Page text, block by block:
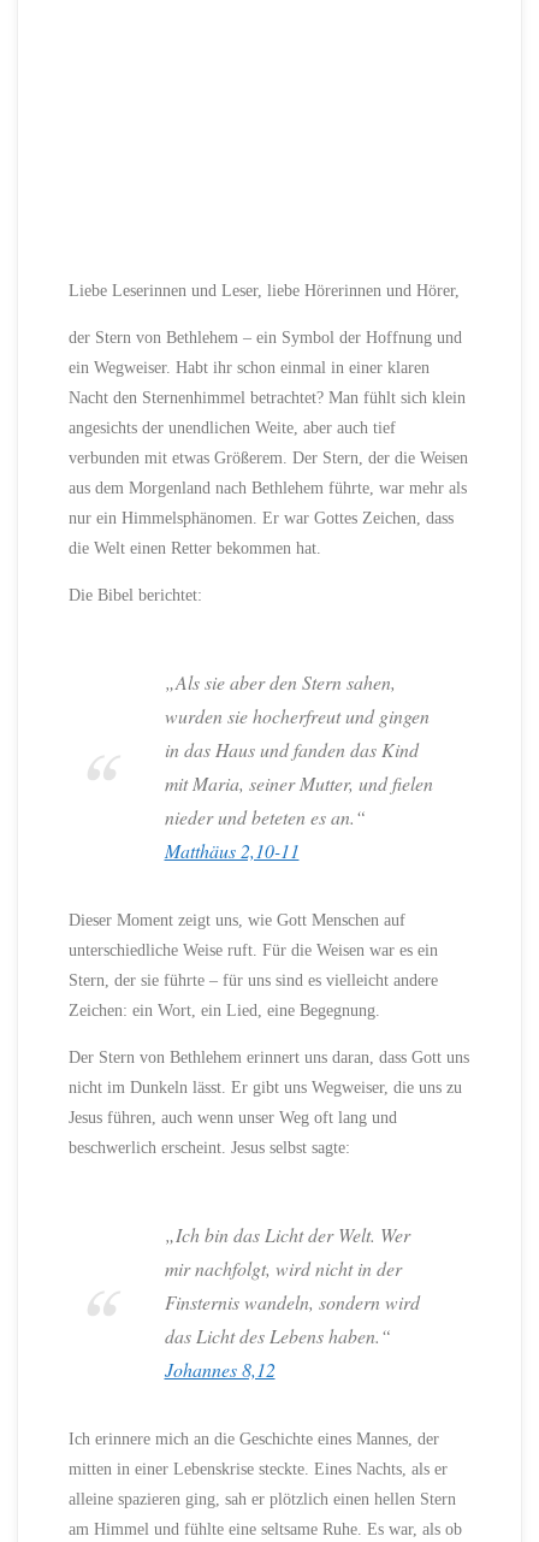
Liebe Leserinnen und Leser, liebe Hörerinnen und Hörer,
der Stern von Bethlehem – ein Symbol der Hoffnung und
ein Wegweiser. Habt ihr schon einmal in einer klaren
Nacht den Sternenhimmel betrachtet? Man fühlt sich klein
angesichts der unendlichen Weite, aber auch tief
verbunden mit etwas Größerem. Der Stern, der die Weisen
aus dem Morgenland nach Bethlehem führte, war mehr als
nur ein Himmelsphänomen. Er war Gottes Zeichen, dass
die Welt einen Retter bekommen hat.
Die Bibel berichtet:
„Als sie aber den Stern sahen,
wurden sie hocherfreut und gingen
in das Haus und fanden das Kind
mit Maria, seiner Mutter, und fielen
nieder und beteten es an.“
Matthäus 2,10-11
Dieser Moment zeigt uns, wie Gott Menschen auf
unterschiedliche Weise ruft. Für die Weisen war es ein
Stern, der sie führte – für uns sind es vielleicht andere
Zeichen: ein Wort, ein Lied, eine Begegnung.
Der Stern von Bethlehem erinnert uns daran, dass Gott uns
nicht im Dunkeln lässt. Er gibt uns Wegweiser, die uns zu
Jesus führen, auch wenn unser Weg oft lang und
beschwerlich erscheint. Jesus selbst sagte:
„Ich bin das Licht der Welt. Wer
mir nachfolgt, wird nicht in der
Finsternis wandeln, sondern wird
das Licht des Lebens haben.“
Johannes 8,12
Ich erinnere mich an die Geschichte eines Mannes, der
mitten in einer Lebenskrise steckte. Eines Nachts, als er
alleine spazieren ging, sah er plötzlich einen hellen Stern
am Himmel und fühlte eine seltsame Ruhe. Es war, als ob